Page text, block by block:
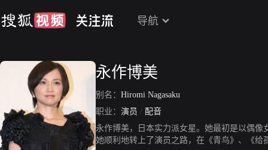
导航
永作博美
别名： Hiromi Nagasaku
职业： 演员 / 配音
永作博美，日本实力派女星。她最初是以偶
她顺利地转上了演员之路，在《青鸟》、《给